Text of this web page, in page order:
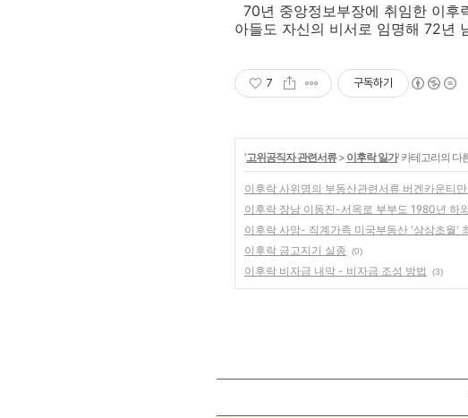
70년 중앙정보부장에 취임한 이후
아들도 자신의 비서로 임명해 72년
7 구독하기
'고위공직자 관련서류> 이후락 일가' 카테고리의 다
이후락 사위명의 부동산관련서류 버겐카운티
이후락 장남 이동진-서옥로 부부도 1980년 하
이후락 사망- 직계가족 미국부동산 '상상초월'
이후락 금고지기 실종 (0)
이후락 비자금 내막 - 비자금 조성 방법 (3)